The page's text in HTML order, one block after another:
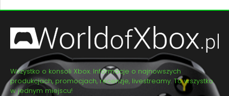
Wszystko o konsoli Xbox. Informacje o najnowszych
produkcjach, promocjach, recenzje, livestreamy. To wszystko
w jednym miejscu!